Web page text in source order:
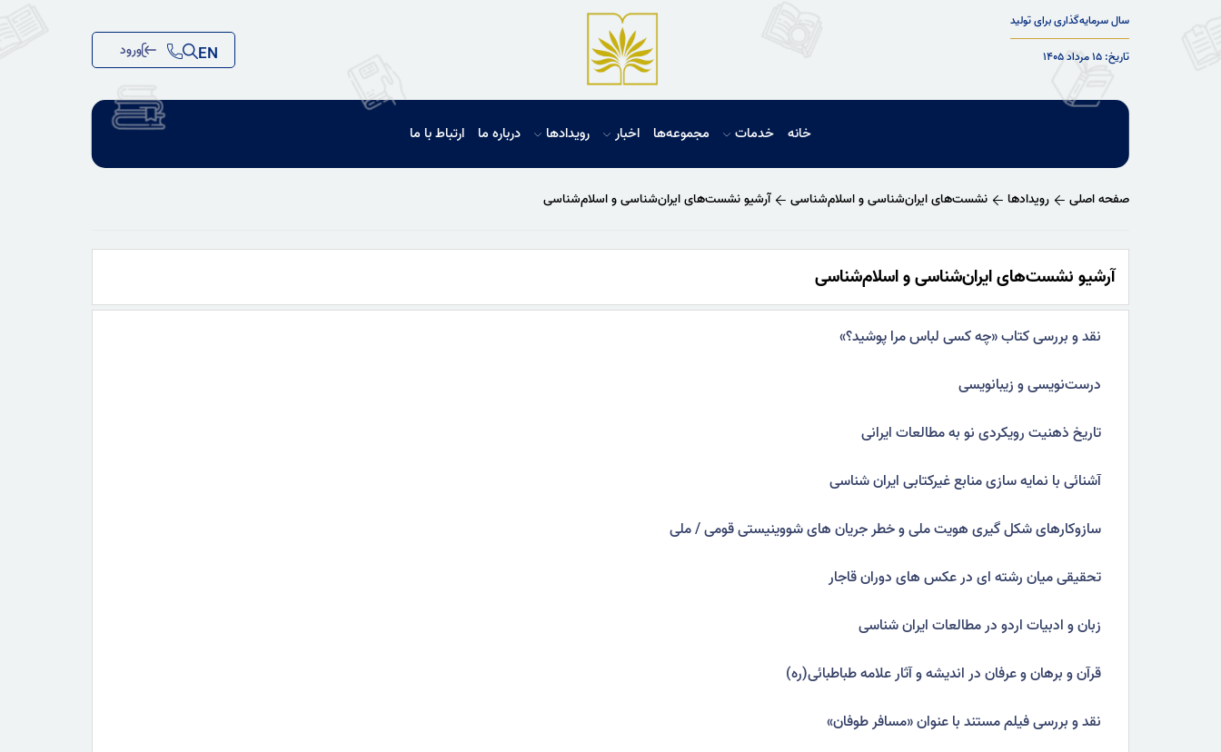
سال سرمایه‌گذاری برای تولید
تاریخ: ۱۵ مرداد ۱۴۰۵ EN ورود
خانه خدمات مجموعه‌ها اخبار رویدادها درباره ما ارتباط با ما
صفحه اصلی رویدادها نشست‌های ایران‌شناسی و اسلام‌شناسی آرشیو نشست‌های ایران‌شناسی و اسلام‌شناسی
آرشیو نشست‌های ایران‌شناسی و اسلام‌شناسی
نقد و بررسی کتاب «چه کسی لباس مرا پوشید؟»
درست‌‌نویسی و زیبانویسی
تاریخ ذهنیت رویکردی نو به مطالعات ایرانی
آشنائی با نمایه سازی منابع غیرکتابی ایران شناسی
سازوکارهای شکل گیری هویت ملی و خطر جریان های شووینیستی قومی / ملی
تحقیقی میان رشته ای در عکس های دوران قاجار
زبان و ادبیات اردو در مطالعات ایران شناسی
قرآن و برهان و عرفان در اندیشه و آثار علامه طباطبائی(ره)
نقد و بررسی فیلم مستند با عنوان «مسافر طوفان»